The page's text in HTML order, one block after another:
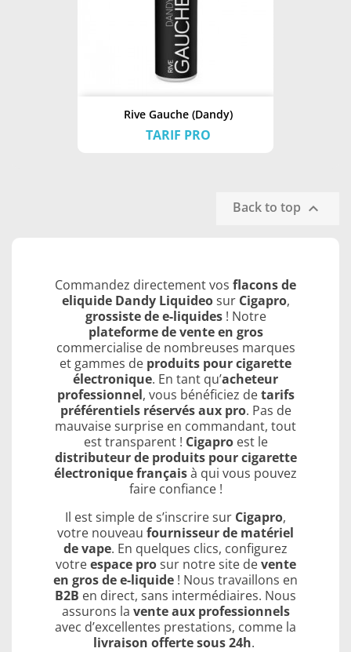
Rive Gauche (Dandy)
TARIF PRO
Back to top 
Commandez directement vos flacons de
eliquide Dandy Liquideosur Cigapro,
grossiste de e-liquides! Notre
plateforme de vente en gros
commercialise de nombreuses marques
et gammes de produits pour cigarette
électronique. En tant qu’acheteur
professionnel, vous bénéficiez detarifs
préférentiels réservés aux pro. Pas de
mauvaise surprise en commandant, tout
est transparent ! Cigaproest le
distributeur de produits pour cigarette
électronique françaisà qui vous pouvez
faire confiance !
Il est simple de s’inscrire sur Cigapro,
votre nouveau fournisseur de matériel
de vape. En quelques clics, configurez
votreespace prosur notre site devente
en gros de e-liquide ! Nous travaillons en
B2B en direct, sans intermédiaires. Nous
assurons la vente aux professionnels
avec d’excellentes prestations, comme la
livraison offerte sous 24h.